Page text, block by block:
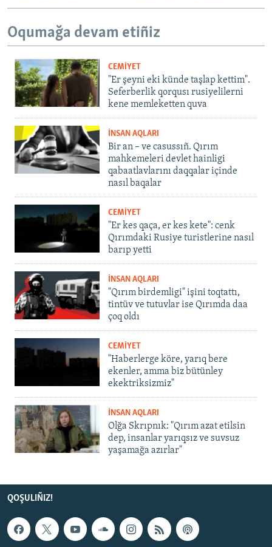
Oqumağa devam etiñiz
CEMİYET
"Er şeyni eki künde taşlap kettim".
Seferberlik qorqusı rusiyelilerni
kene memleketten quva
İNSAN AQLARI
Bir an – ve casussıñ. Qırım
mahkemeleri devlet hainligi
qabaatlavlarını daqqalar içinde
nasıl baqalar
CEMİYET
"Er kes qaça, er kes kete": cenk
Qırımdaki Rusiye turistlerine nasıl
barıp yetti
İNSAN AQLARI
"Qırım birdemligi" işini toqtattı,
tintüv ve tutuvlar ise Qırımda daa
çoq oldı
CEMİYET
"Haberlerge köre, yarıq bere
ekenler, amma biz bütünley
ekektriksizmiz"
İNSAN AQLARI
Olğa Skrıpnık: "Qırım azat etilsin
dep, insanlar yarıqsız ve suvsuz
yaşamağa azırlar"
QOŞULIÑIZ!